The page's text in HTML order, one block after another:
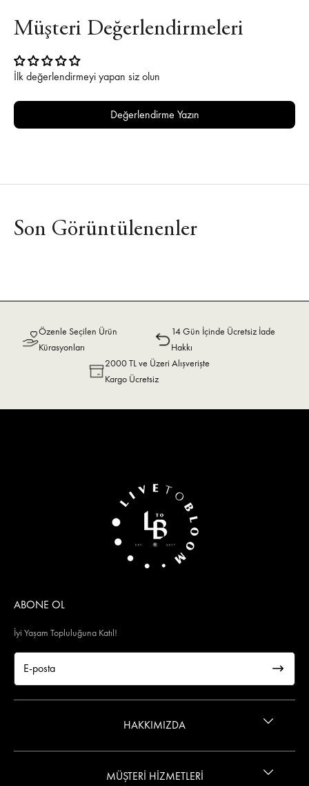
Müşteri Değerlendirmeleri
İlk değerlendirmeyi yapan siz olun
Değerlendirme Yazın
Son Görüntülenenler
Özenle Seçilen Ürün
Kürasyonları
14 Gün İçinde Ücretsiz İade
Hakkı
2000 TL ve Üzeri Alışverişte
Kargo Ücretsiz
ABONE OL
İyi Yaşam Topluluğuna Katıl!
HAKKIMIZDA
Gizlilik ve Güvenlik Politikası
MÜŞTERİ HİZMETLERİ